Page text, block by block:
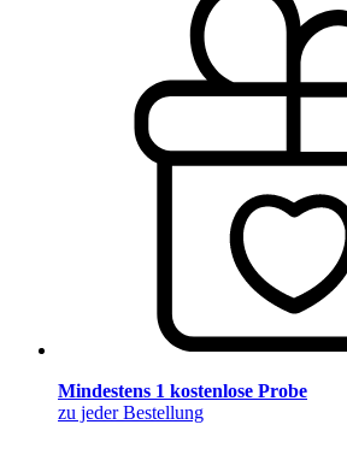
Mindestens 1 kostenlose Probe
zu jeder Bestellung